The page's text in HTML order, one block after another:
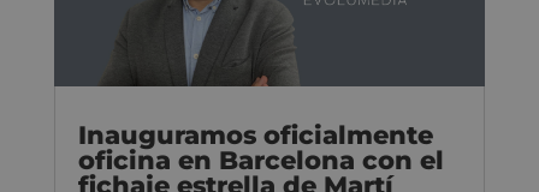
Inauguramos oficialmente
oficina en Barcelona con el
fichaje estrella de Martí